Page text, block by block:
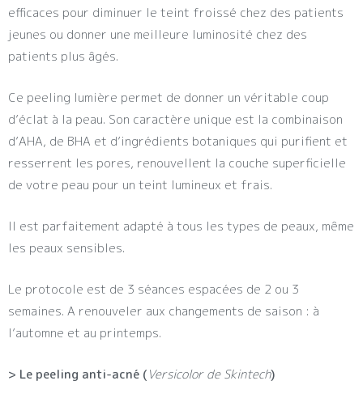
efficaces pour diminuer le teint froissé chez des patients
jeunes ou donner une meilleure luminosité chez des
patients plus âgés.
Ce peeling lumière permet de donner un véritable coup
d’éclat à la peau. Son caractère unique est la combinaison
d’AHA, de BHA et d’ingrédients botaniques qui purifient et
resserrent les pores, renouvellent la couche superficielle
de votre peau pour un teint lumineux et frais.
Il est parfaitement adapté à tous les types de peaux, même
les peaux sensibles.
Le protocole est de 3 séances espacées de 2 ou 3
semaines. A renouveler aux changements de saison : à
l’automne et au printemps.
> Le peeling anti-acné (Versicolor de Skintech)